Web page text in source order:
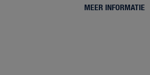
MEER INFORMATIE